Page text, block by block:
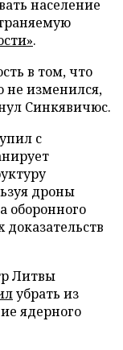
население
.
в том, что
не изменился,
Синкявичюс.
с
дроны
оборонного
Литвы
убрать из
ядерного